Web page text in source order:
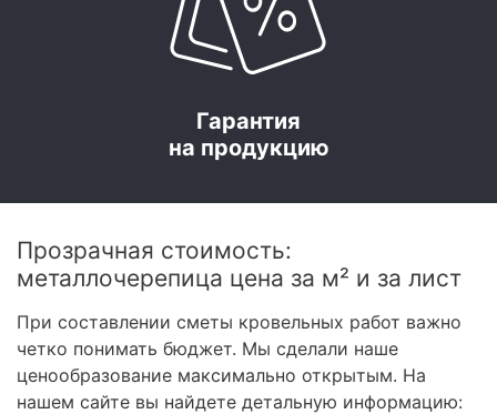
Гарантия
на продукцию
Прозрачная стоимость:
металлочерепица цена за м² и за лист
При составлении сметы кровельных работ важно
четко понимать бюджет. Мы сделали наше
ценообразование максимально открытым. На
нашем сайте вы найдете детальную информацию: